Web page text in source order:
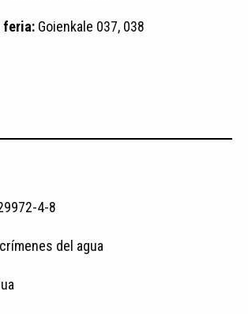
feria: Goienkale 037, 038
4-8
del agua